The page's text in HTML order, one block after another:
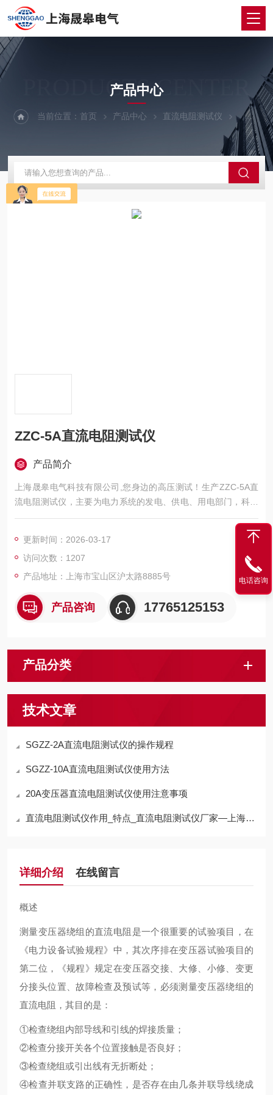
PRODUCTS CENTER
产品中心
当前位置：首页 产品中心 直流电阻测试仪 直流电
ZZC-5A直流电阻测试仪
产品简介
上海晟皋电气科技有限公司,您身边的高压测试！生产ZZC-5A直
流电阻测试仪，主要为电力系统的发电、供电、用电部门，科研
机构与电力设备相关的生产企业，提供的高压试验设备和检测仪
更新时间：2026-03-17
访问次数：1207
产品地址：上海市宝山区沪太路8885号
产品咨询 17765125153
产品分类
技术文章
SGZZ-2A直流电阻测试仪的操作规程
SGZZ-10A直流电阻测试仪使用方法
20A变压器直流电阻测试仪使用注意事项
直流电阻测试仪作用_特点_直流电阻测试仪厂家—上海晟皋电气
详细介绍 在线留言
概述
测量变压器绕组的直流电阻是一个很重要的试验项目，在
《电力设备试验规程》中，其次序排在变压器试验项目的
第二位，《规程》规定在变压器交接、大修、小修、变更
分接头位置、故障检查及预试等，必须测量变压器绕组的
直流电阻，其目的是：
①检查绕组内部导线和引线的焊接质量；
②检查分接开关各个位置接触是否良好；
③检查绕组或引出线有无折断处；
④检查并联支路的正确性，是否存在由几条并联导线绕成
电话咨询